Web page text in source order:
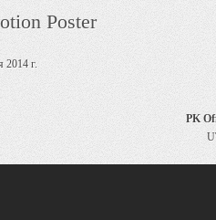
Poster
2014 г.
PK